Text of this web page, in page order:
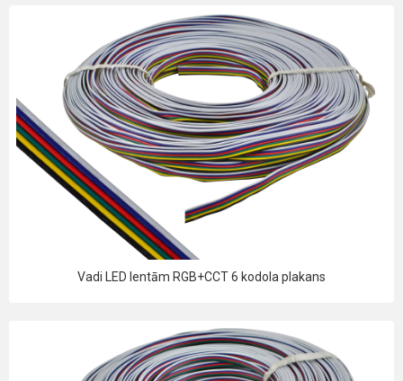
Vadi LED lentām RGB+CCT 6 kodola plakans